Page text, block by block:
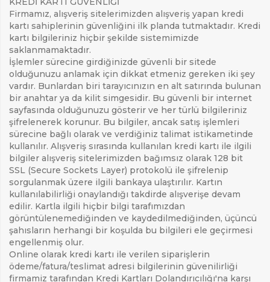
Firmamız, alışveriş sitelerimizden alışveriş yapan kredi
kartı sahiplerinin güvenliğini ilk planda tutmaktadır. Kredi
kartı bilgileriniz hiçbir şekilde sistemimizde
saklanmamaktadır.
İşlemler sürecine girdiğinizde güvenli bir sitede
olduğunuzu anlamak için dikkat etmeniz gereken iki şey
vardır. Bunlardan biri tarayıcınızın en alt satırında bulunan
bir anahtar ya da kilit simgesidir. Bu güvenli bir internet
sayfasında olduğunuzu gösterir ve her türlü bilgileriniz
şifrelenerek korunur. Bu bilgiler, ancak satış işlemleri
sürecine bağlı olarak ve verdiğiniz talimat istikametinde
kullanılır. Alışveriş sırasında kullanılan kredi kartı ile ilgili
bilgiler alışveriş sitelerimizden bağımsız olarak 128 bit
SSL (Secure Sockets Layer) protokolü ile şifrelenip
sorgulanmak üzere ilgili bankaya ulaştırılır. Kartın
kullanılabilirliği onaylandığı takdirde alışverişe devam
edilir. Kartla ilgili hiçbir bilgi tarafımızdan
görüntülenemediğinden ve kaydedilmediğinden, üçüncü
şahısların herhangi bir koşulda bu bilgileri ele geçirmesi
engellenmiş olur.
Online olarak kredi kartı ile verilen siparişlerin
ödeme/fatura/teslimat adresi bilgilerinin güvenilirliği
firmamiz tarafından Kredi Kartları Dolandırıcılığı'na karşı